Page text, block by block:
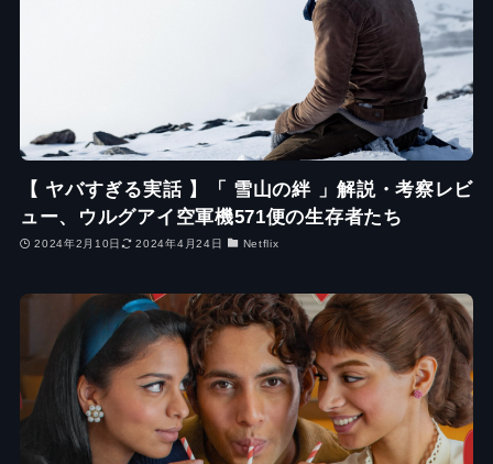
【 ヤバすぎる実話 】「 雪山の絆 」解説・考察レビ
ュー、ウルグアイ空軍機571便の生存者たち
2024年2月10日 2024年4月24日 Netflix